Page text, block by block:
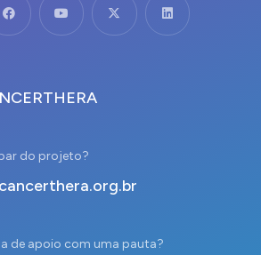
do projeto?
de apoio com uma pauta?